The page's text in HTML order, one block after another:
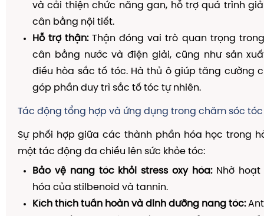
và cải thiện chức năng gan, hỗ trợ quá trình
cân bằng nội tiết.
Hỗ trợ thận:Thận đóng vai trò quan trọng
cân bằng nước và điện giải, cũng như sản
điều hòa sắc tố tóc. Hà thủ ô giúp tăng cường
góp phần duy trì sắc tố tóc tự nhiên.
Tác động tổng hợp và ứng dụng trong chăm sóc tóc
Sự phối hợp giữa các thành phần hóa học trong
một tác động đa chiều lên sức khỏe tóc:
Bảo vệ nang tóc khỏi stress oxy hóa:Nhờ hoạt
hóa của stilbenoid và tannin.
Kích thích tuần hoàn và dinh dưỡng nang tóc: